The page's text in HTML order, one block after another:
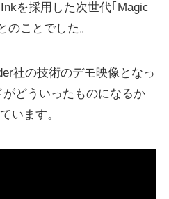
を採用した次世代｢Magic
のことでした。
社の技術のデモ映像となっ
どういったものになるか
います。